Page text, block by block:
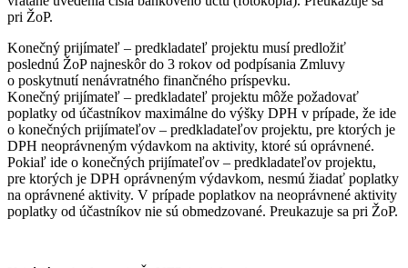
pri ŽoP.
Konečný prijímateľ – predkladateľ projektu musí predložiť
poslednú ŽoP najneskôr do 3 rokov od podpísania Zmluvy
o poskytnutí nenávratného finančného príspevku.
Konečný prijímateľ – predkladateľ projektu môže požadovať
poplatky od účastníkov maximálne do výšky DPH v prípade, že ide
o konečných prijímateľov – predkladateľov projektu, pre ktorých je
DPH neoprávneným výdavkom na aktivity, ktoré sú oprávnené.
Pokiaľ ide o konečných prijímateľov – predkladateľov projektu,
pre ktorých je DPH oprávneným výdavkom, nesmú žiadať poplatky
na oprávnené aktivity. V prípade poplatkov na neoprávnené aktivity
poplatky od účastníkov nie sú obmedzované. Preukazuje sa pri ŽoP.